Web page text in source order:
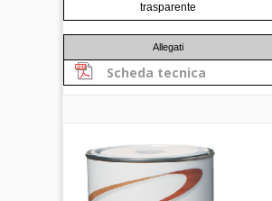
trasparente
Allegati
Scheda tecnica